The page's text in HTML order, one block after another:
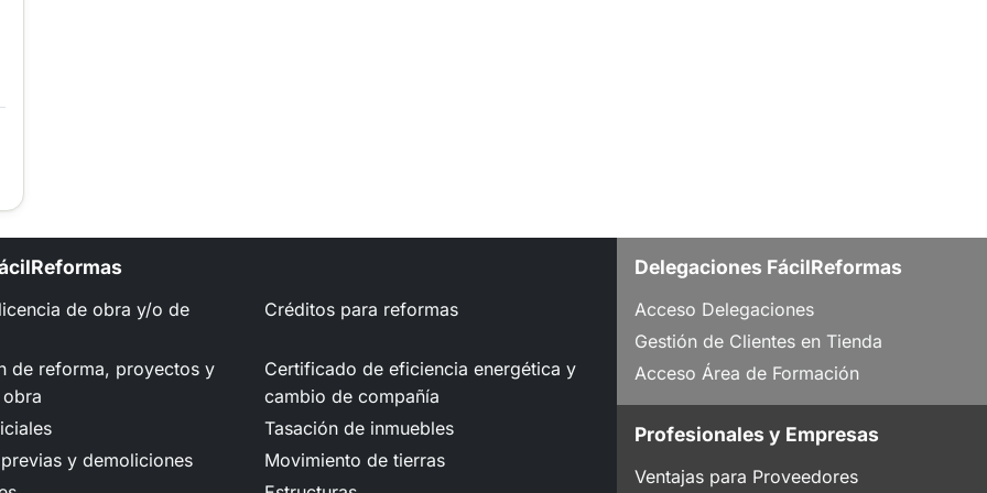
de obra y/o de Créditos para reformas
de reforma, proyectos y
Certificado de eficiencia energética y
cambio de compañía
Tasación de inmuebles
y demoliciones
Movimiento de tierras
Delegaciones FácilReformas
Acceso Delegaciones
Gestión de Clientes en Tienda
Acceso Área de Formación
Profesionales y Empresas
Ventajas para Proveedores